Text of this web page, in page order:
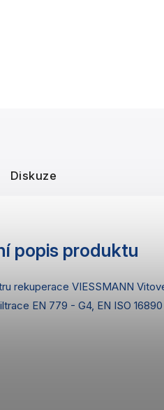
Diskuze
popis produktu
rekuperace VIESSMANN
EN 779 - G4, EN ISO